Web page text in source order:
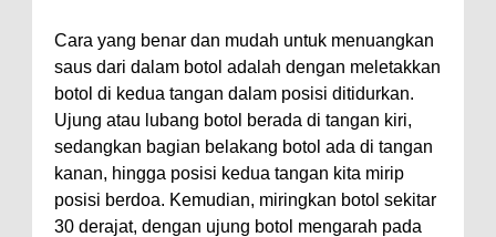
Cara yang benar dan mudah untuk menuangkan
saus dari dalam botol adalah dengan meletakkan
botol di kedua tangan dalam posisi ditidurkan.
Ujung atau lubang botol berada di tangan kiri,
sedangkan bagian belakang botol ada di tangan
kanan, hingga posisi kedua tangan kita mirip
posisi berdoa. Kemudian, miringkan botol sekitar
30 derajat, dengan ujung botol mengarah pada